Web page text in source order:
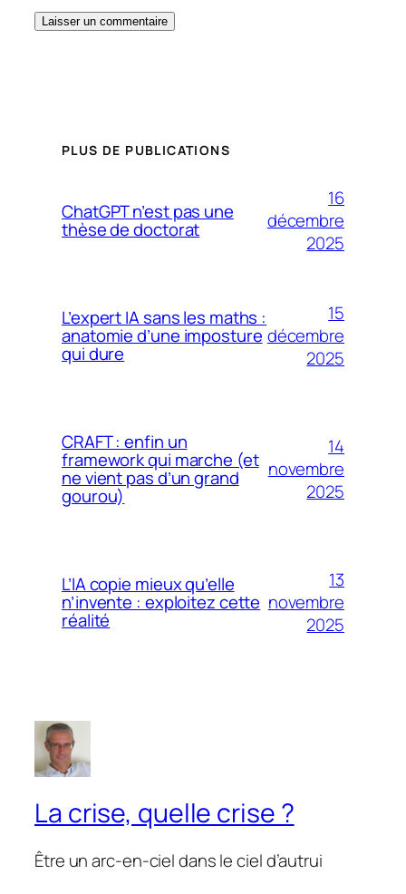
PLUS DE PUBLICATIONS
ChatGPT n’est pas une
thèse de doctorat
16
décembre
2025
L’expert IA sans les maths :
anatomie d’une imposture
qui dure
15
décembre
2025
CRAFT : enfin un
framework qui marche (et
ne vient pas d’un grand
gourou)
14
novembre
2025
L’IA copie mieux qu’elle
n’invente : exploitez cette
réalité
13
novembre
2025
La crise, quelle crise ?
Être un arc-en-ciel dans le ciel d’autrui